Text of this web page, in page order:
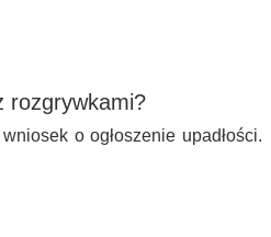
rozgrywkami?
o ogłoszenie upadłości.